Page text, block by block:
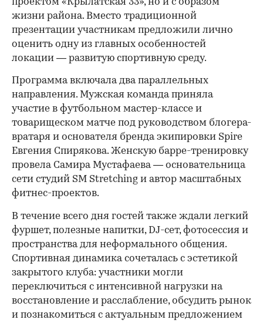
жизни района. Вместо традиционной
презентации участникам предложили лично
оценить одну из главных особенностей
локации — развитую спортивную среду.
Программа включала два параллельных
направления. Мужская команда приняла
участие в футбольном мастер-классе и
товарищеском матче под руководством блогера-
вратаря и основателя бренда экипировки Spire
Евгения Спирякова. Женскую барре-тренировку
провела Самира Мустафаева — основательница
сети студий SM Stretching и автор масштабных
фитнес-проектов.
В течение всего дня гостей также ждали легкий
фуршет, полезные напитки, DJ-сет, фотосессия и
пространства для неформального общения.
Спортивная динамика сочеталась с эстетикой
закрытого клуба: участники могли
переключиться с интенсивной нагрузки на
восстановление и расслабление, обсудить рынок
и познакомиться с актуальным предложением